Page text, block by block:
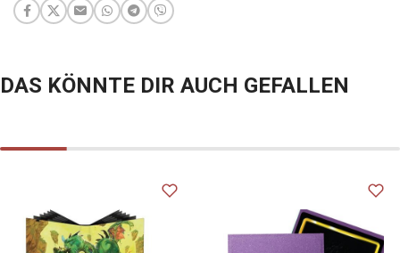
DAS KÖNNTE DIR AUCH GEFALLEN